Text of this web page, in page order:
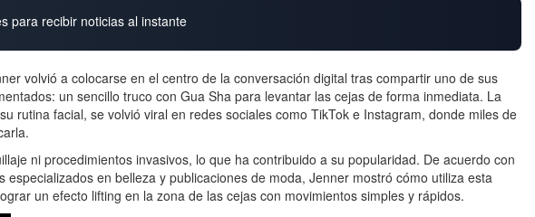
para recibir noticias al instante
volvió a colocarse en el centro de la conversación digital tras compartir uno de sus
un sencillo truco con Gua Sha para levantar las cejas de forma inmediata. La
rutina facial, se volvió viral en redes sociales como TikTok e Instagram, donde miles de
ni procedimientos invasivos, lo que ha contribuido a su popularidad. De acuerdo con
especializados en belleza y publicaciones de moda, Jenner mostró cómo utiliza esta
un efecto lifting en la zona de las cejas con movimientos simples y rápidos.